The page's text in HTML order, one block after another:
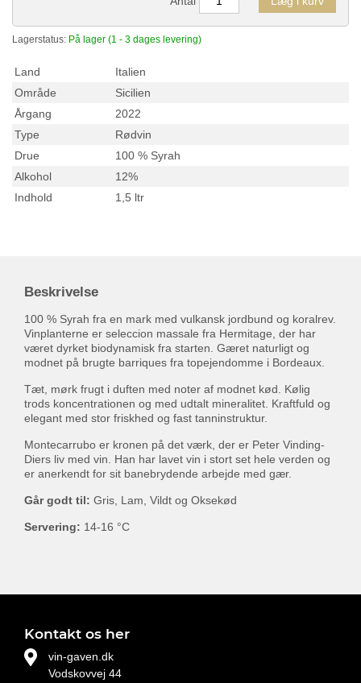
Lagerstatus: På lager (1 - 3 dages levering)
Land
Italien
Område
Sicilien
Årgang
2022
Type
Rødvin
Drue
100 % Syrah
Alkohol
12%
Indhold
1,5 ltr
Beskrivelse
100 % Syrah fra en mark med vulkansk jordbund og koralrev.
Vinplanterne er seleccion massale fra Hermitage, der har
været dyrket biodynamisk fra starten. Gæret naturligt og
modnet på brugte barriques fra topejendomme i Bordeaux.
Tæt, mørk frugt i duften med noter af modnet kød. Kølig
trods koncentrationen og med udtalt mineralitet. Kraftfuld og
elegant med stor friskhed og fast tanninstruktur.
Montecarrubo er kronen på det værk, der er Peter Vinding-
Diers liv med vin. Han har lavet vin i stort set hele verden og
er anerkendt for sit banebrydende arbejde med gær.
Går godt til: Gris, Lam, Vildt og Oksekød
Servering: 14-16 °C
Kontakt os her
vin-gaven.dk
Vodskovvej 44